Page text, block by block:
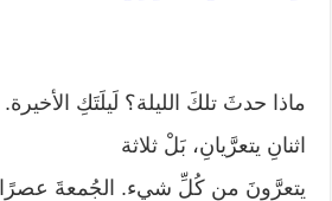
ماذا حدثَ تلكَ الليلة؟ لَيلَتَكِ الأخيرة.
اثنانِ يتعرَّيانِ، بَلْ ثلاثة
يتعرَّونَ من كُلِّ شيء. الجُمعةَ عصرًا